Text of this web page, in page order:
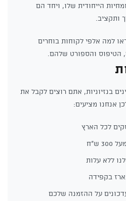
הייחודית שלו, ויחד הם
ותקציב.
למה אלפי לקוחות בוחרים
הטיפוס והספורט שלהם.
בנזיוניות, אתם רוצים לקבל את
אנחנו מציעים:
ש"ח
ללא עלות
בקפידה
על ההזמנה שלכם